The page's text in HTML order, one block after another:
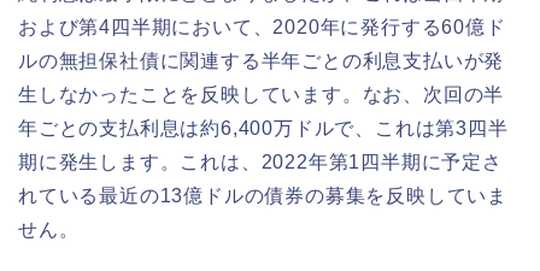
および第4四半期において、2020年に発行する60億ド
ルの無担保社債に関連する半年ごとの利息支払いが発
生しなかったことを反映しています。なお、次回の半
年ごとの支払利息は約6,400万ドルで、これは第3四半
期に発生します。これは、2022年第1四半期に予定さ
れている最近の13億ドルの債券の募集を反映していま
せん。